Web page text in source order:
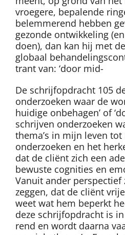
vroegere, bepalende
belemmerend hebben
gezonde ontwikkeling
doen), dan kan hij met
globaal
trant van: ‘door mid-
De schrijfopdracht 105
onderzoeken waar de
huidige onbehagen’ of
schrijven onderzoeken
thema’s in mijn leven tot
onderzoeken en het
dat de cliënt zich een
bewuste cognities en
Vanuit ander perspectief
zeggen, dat de cliënt
weet wat hem beperkt
deze schrijfopdracht is
rend en wordt daarna